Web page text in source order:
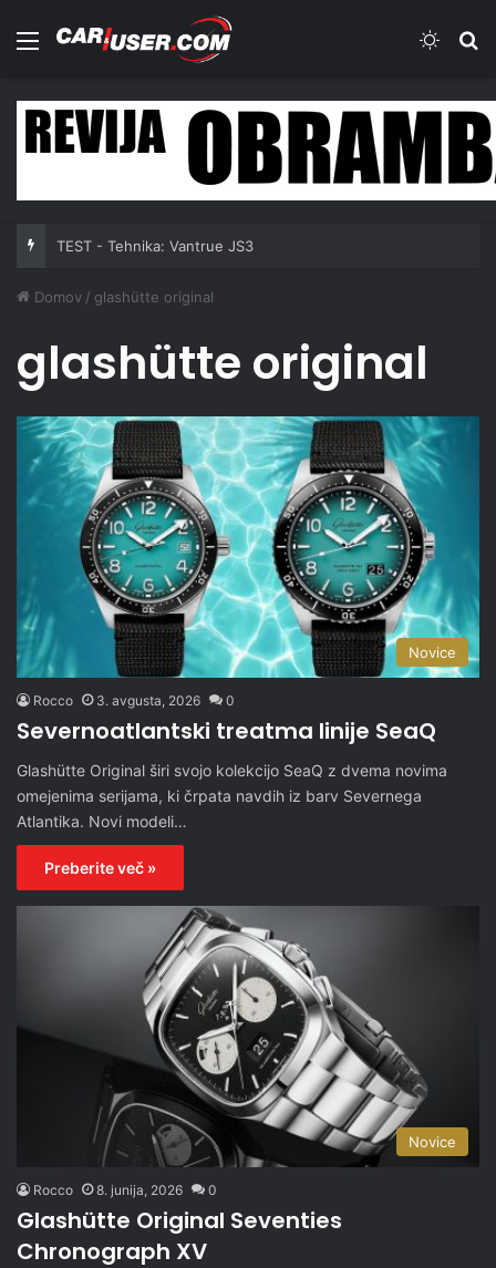
Meni
TEST - Tehnika: Vantrue JS3
Domov / glashütte original
glashütte original
Novice
Rocco 3. avgusta, 2026 0
Severnoatlantski treatma linije SeaQ
Glashütte Original širi svojo kolekcijo SeaQ z dvema novima
omejenima serijama, ki črpata navdih iz barv Severnega
Atlantika. Novi modeli…
Preberite več »
Novice
Rocco 8. junija, 2026 0
Glashütte Original Seventies
Chronograph XV